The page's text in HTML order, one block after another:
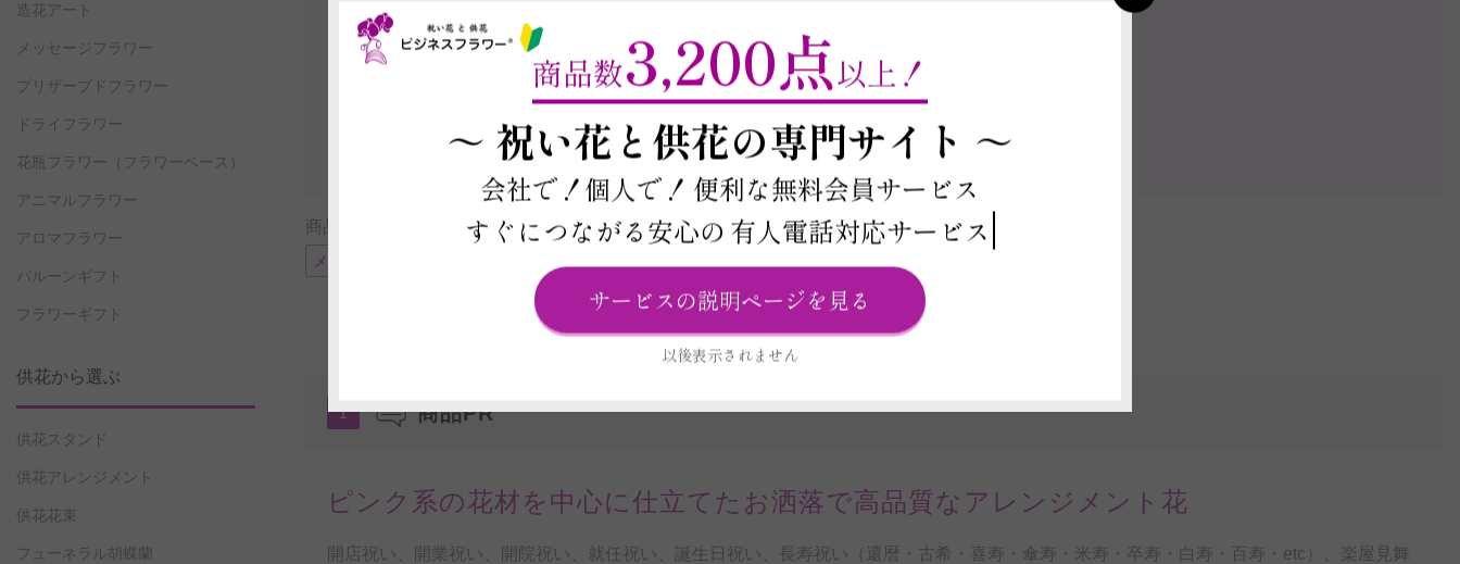
お届け日と在庫検索についての案内動画
この商品の在庫・お届け日を確認する
商品に付帯可能なサービス
メッセージカード
1 商品PR
ピンク系の花材を中心に仕立てたお洒落で高品質なアレンジメント花
開店祝い、開業祝い、開院祝い、就任祝い、誕生日祝い、長寿祝い（還暦・古希・喜寿・傘寿・米寿・卒寿・白寿・百寿・etc）、楽屋見舞
造花アート
メッセージフラワー
プリザーブドフラワー
ドライフラワー
花瓶フラワー （フラワーベース）
アニマルフラワー
アロマフラワー
バルーンギフト
フラワーギフト
供花から選ぶ
供花スタンド
供花アレンジメント
供花花束
フューネラル胡蝶蘭
商品数3,200点以上！
～ 祝い花と供花の専門サイト ～
会社で！個人で！ 便利な無料会員サービス
すぐにつながる安心の 有人電話対応サービス
サービスの説明ページを見る
以後表示されません